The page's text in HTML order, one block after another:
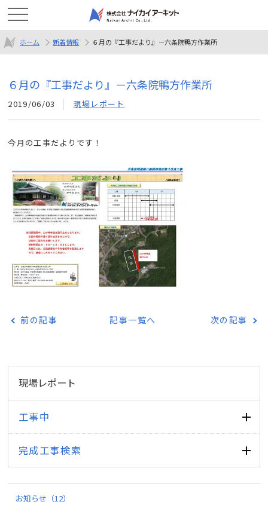
ホーム 新着情報 ６月の『工事だより』－六条院鴨方作業所
６月の『工事だより』－六条院鴨方作業所
2019/06/03 現場レポート
今月の工事だよりです！
前の記事 記事一覧へ 次の記事
現場レポート
工事中
完成工事検索
お知らせ （12）